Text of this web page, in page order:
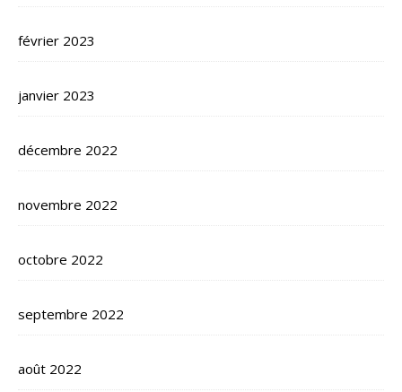
février 2023
janvier 2023
décembre 2022
novembre 2022
octobre 2022
septembre 2022
août 2022